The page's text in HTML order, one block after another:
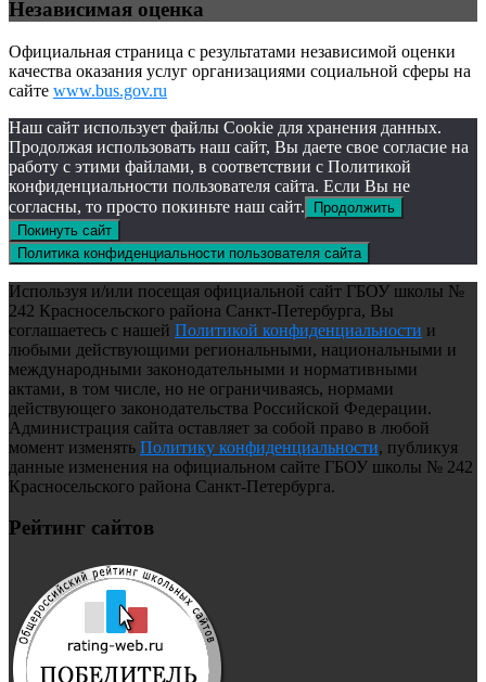
Независимая оценка
Официальная страница с результатами независимой оценки
качества оказания услуг организациями социальной сферы на
сайте www.bus.gov.ru
Наш сайт использует файлы Cookie для хранения данных.
Продолжая использовать наш сайт, Вы даете свое согласие на
работу с этими файлами, в соответствии с Политикой
конфиденциальности пользователя сайта. Если Вы не
согласны, то просто покиньте наш сайт.
Продолжить
Покинуть сайт
Политика конфиденциальности пользователя сайта
Используя и/или посещая официальной сайт ГБОУ школы №
242 Красносельского района Санкт-Петербурга, Вы
соглашаетесь с нашей Политикой конфиденциальности и
любыми действующими региональными, национальными и
международными законодательными и нормативными
актами, в том числе, но не ограничиваясь, нормами
действующего законодательства Российской Федерации.
Администрация сайта оставляет за собой право в любой
момент изменять Политику конфиденциальности, публикуя
данные изменения на официальном сайте ГБОУ школы № 242
Красносельского района Санкт-Петербурга.
Рейтинг сайтов